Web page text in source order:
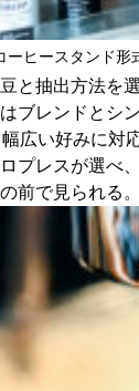
ーヒースタンド形
と抽出方法を
ブレンドとシ
広い好みに対
プレスが選べ
前で見られる。